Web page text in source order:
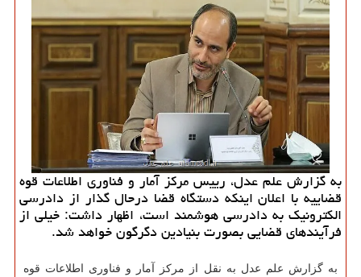
به گزارش علم عدل، رییس مرکز آمار و فناوری اطلاعات قوه
قضاییه با اعلان اینکه دستگاه قضا درحال گذار از دادرسی
الکترونیک به دادرسی هوشمند است، اظهار داشت: خیلی از
فرآیندهای قضایی بصورت بنیادین دگرگون خواهد شد.
به گزارش علم عدل به نقل از مرکز آمار و فناوری اطلاعات قوه